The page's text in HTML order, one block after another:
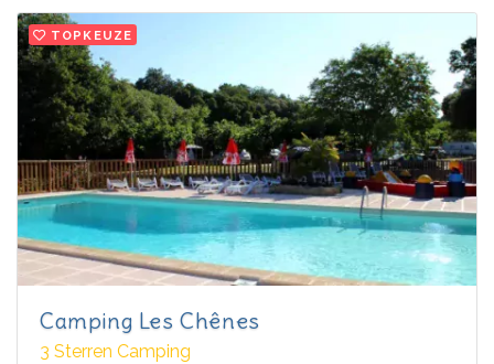
TOPKEUZE
Camping Les Chênes
3 Sterren Camping